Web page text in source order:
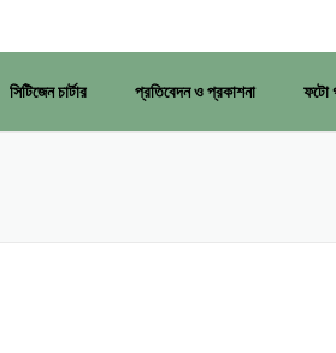
সিটিজেন চার্টার প্রতিবেদন ও প্রকাশনা ফটো